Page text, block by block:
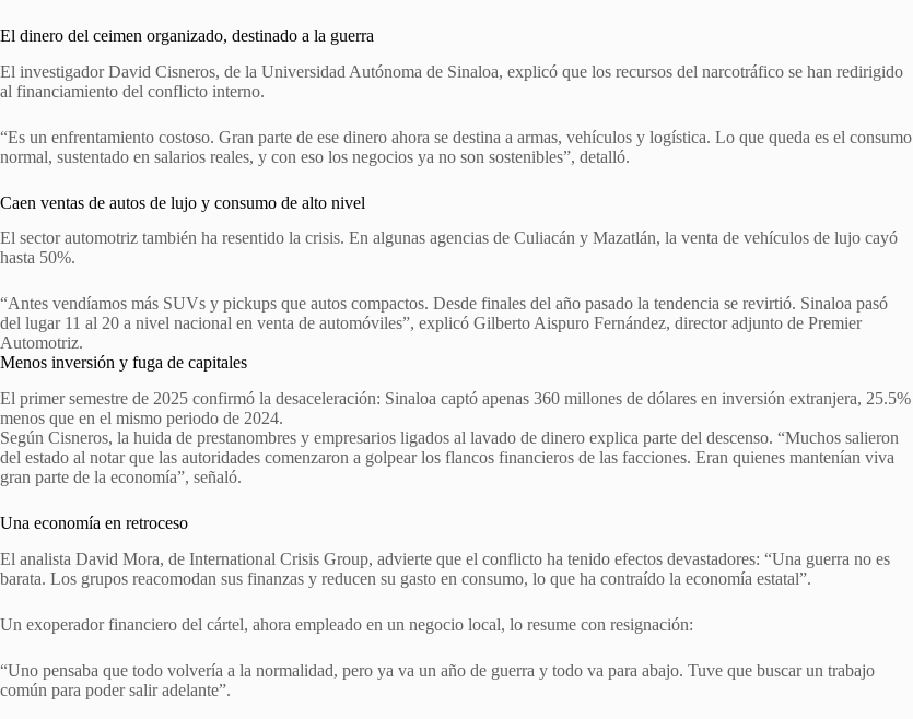
El dinero del ceimen organizado, destinado a la guerra
El investigador David Cisneros, de la Universidad Autónoma de Sinaloa, explicó que los recursos del narcotráfico se han redirigido
al financiamiento del conflicto interno.
“Es un enfrentamiento costoso. Gran parte de ese dinero ahora se destina a armas, vehículos y logística. Lo que queda es el consumo
normal, sustentado en salarios reales, y con eso los negocios ya no son sostenibles”, detalló.
Caen ventas de autos de lujo y consumo de alto nivel
El sector automotriz también ha resentido la crisis. En algunas agencias de Culiacán y Mazatlán, la venta de vehículos de lujo cayó
hasta 50%.
“Antes vendíamos más SUVs y pickups que autos compactos. Desde finales del año pasado la tendencia se revirtió. Sinaloa pasó
del lugar 11 al 20 a nivel nacional en venta de automóviles”, explicó Gilberto Aispuro Fernández, director adjunto de Premier
Automotriz.
Menos inversión y fuga de capitales
El primer semestre de 2025 confirmó la desaceleración: Sinaloa captó apenas 360 millones de dólares en inversión extranjera, 25.5%
menos que en el mismo periodo de 2024.
Según Cisneros, la huida de prestanombres y empresarios ligados al lavado de dinero explica parte del descenso. “Muchos salieron
del estado al notar que las autoridades comenzaron a golpear los flancos financieros de las facciones. Eran quienes mantenían viva
gran parte de la economía”, señaló.
Una economía en retroceso
El analista David Mora, de International Crisis Group, advierte que el conflicto ha tenido efectos devastadores: “Una guerra no es
barata. Los grupos reacomodan sus finanzas y reducen su gasto en consumo, lo que ha contraído la economía estatal”.
Un exoperador financiero del cártel, ahora empleado en un negocio local, lo resume con resignación:
“Uno pensaba que todo volvería a la normalidad, pero ya va un año de guerra y todo va para abajo. Tuve que buscar un trabajo
común para poder salir adelante”.